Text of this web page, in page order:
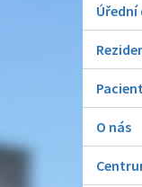
Úřední
O nás